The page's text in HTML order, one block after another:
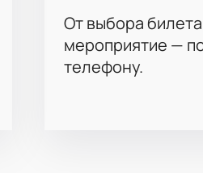
От выбора
мероприятие —
телефону.